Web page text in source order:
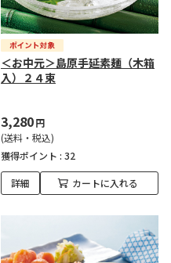
＜お中元＞島原手延素麺（木箱
入）２４束
3,280円
(送料・税込)
獲得ポイント : 32
詳細 カートに入れる